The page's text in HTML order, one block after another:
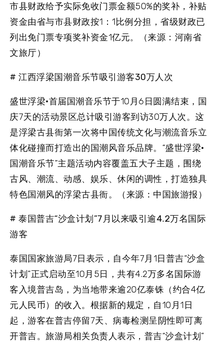
市县财政给予实际免收门票金额50%的奖补，补贴
资金由省与市县财政按1：1比例分担，省级财政已
列出免门票专项奖补资金1亿元。（来源：河南省
文旅厅）
# 江西浮梁国潮音乐节吸引游客30万人次
盛世浮梁·首届国潮音乐节于10月6日圆满结束，国
庆7天的活动景区总计吸引游客到访30万人次。这
是浮梁古县衙第一次将中国传统文化与潮流音乐立
体化碰撞而打造出的国潮风音乐品牌。“盛世浮梁·
国潮音乐节”主题活动内容覆盖五大子主题，围绕
古风、潮流、动感、娱乐、休闲的调性，打造独具
特色国潮风的浮梁古县衙。（来源：中国旅游报）
# 泰国普吉“沙盒计划”7月以来吸引逾4.2万名国际
游客
泰国国家旅游局7日表示，自今年7月1日普吉“沙盒
计划”正式启动至10月5日，共有4.2万多名国际游
客入境普吉岛，为当地带来逾20亿泰铢（约合4亿
元人民币）的收入。根据新的规定，自10月1日
起，游客在普吉停留7天、病毒检测呈阴性即可离
开普吉。旅游局相关负责人表示，普吉“沙盒计划”